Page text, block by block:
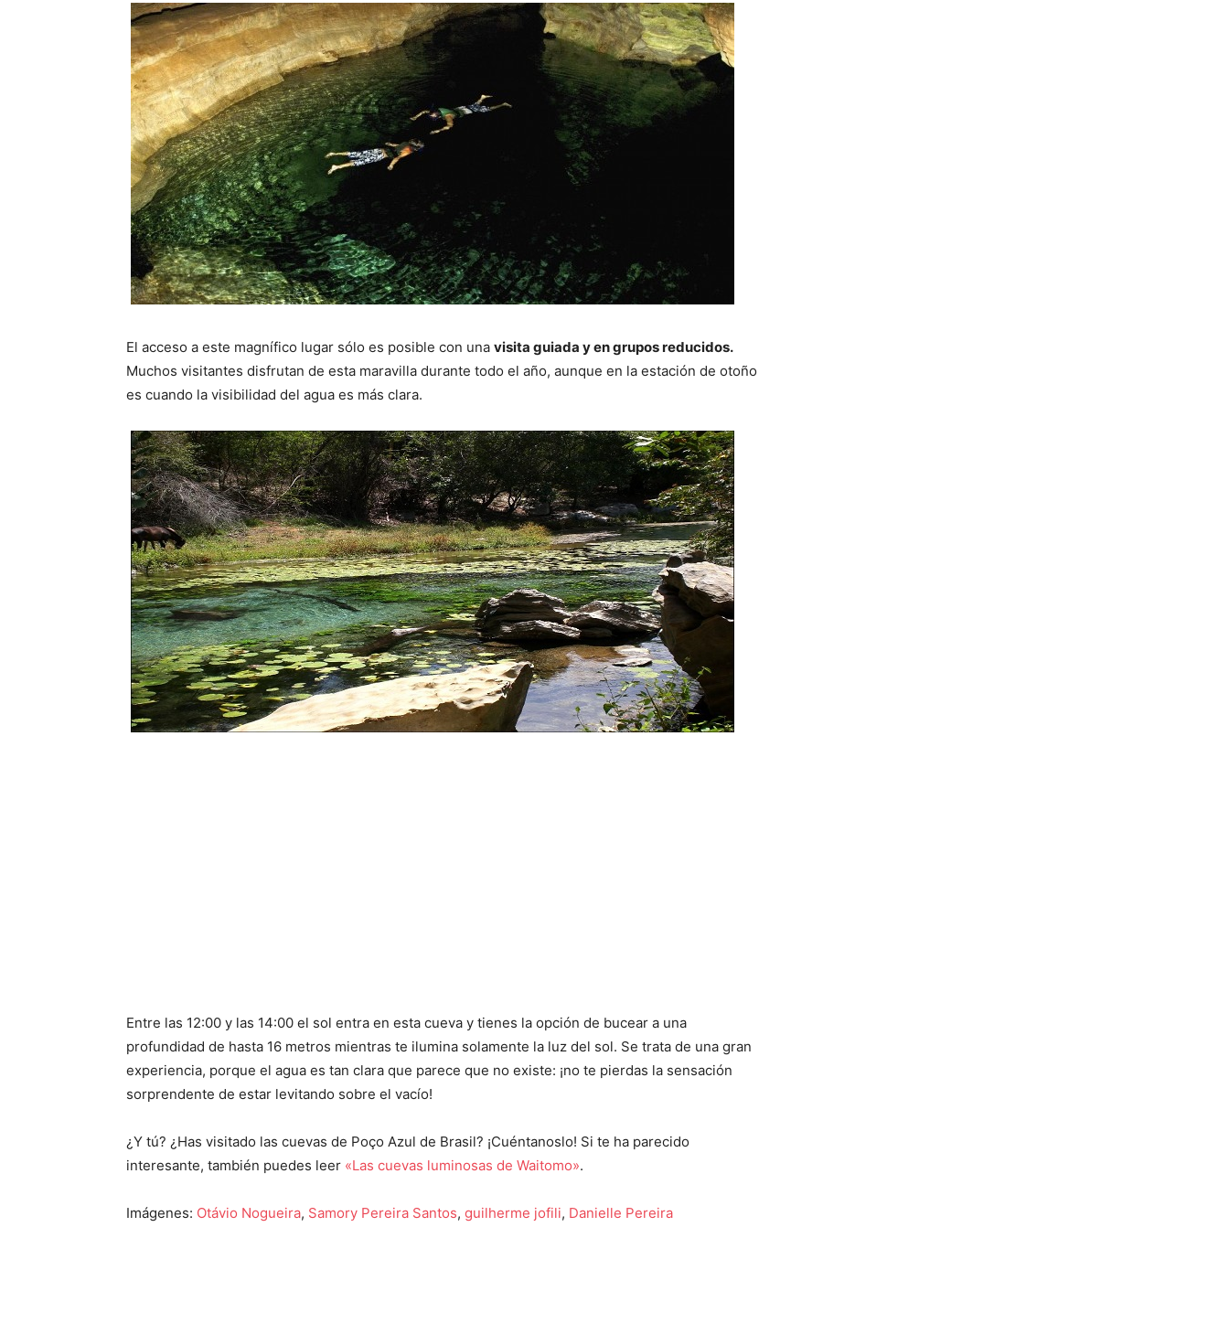
El acceso a este magnífico lugar sólo es posible con una visita guiada y en grupos reducidos.
Muchos visitantes disfrutan de esta maravilla durante todo el año, aunque en la estación de otoño
es cuando la visibilidad del agua es más clara.
Entre las 12:00 y las 14:00 el sol entra en esta cueva y tienes la opción de bucear a una
profundidad de hasta 16 metros mientras te ilumina solamente la luz del sol. Se trata de una gran
experiencia, porque el agua es tan clara que parece que no existe: ¡no te pierdas la sensación
sorprendente de estar levitando sobre el vacío!
¿Y tú? ¿Has visitado las cuevas de Poço Azul de Brasil? ¡Cuéntanoslo! Si te ha parecido
interesante, también puedes leer «Las cuevas luminosas de Waitomo».
Imágenes: Otávio Nogueira, Samory Pereira Santos, guilherme jofili, Danielle Pereira